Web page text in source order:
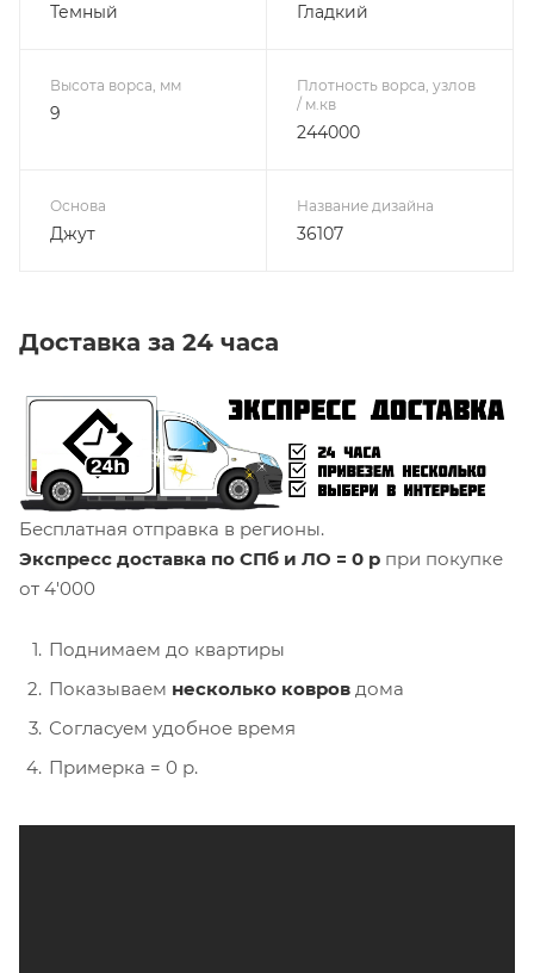
Темный Гладкий
Высота ворса, мм
9
Плотность ворса, узлов
/ м.кв
244000
Основа
Джут
Название дизайна
36107
Доставка за 24 часа
Бесплатная отправка в регионы.
Экспресс доставка по СПб и ЛО = 0 р при покупке
от 4'000
Поднимаем до квартиры
Показываем несколько ковров дома
Согласуем удобное время
Примерка = 0 р.